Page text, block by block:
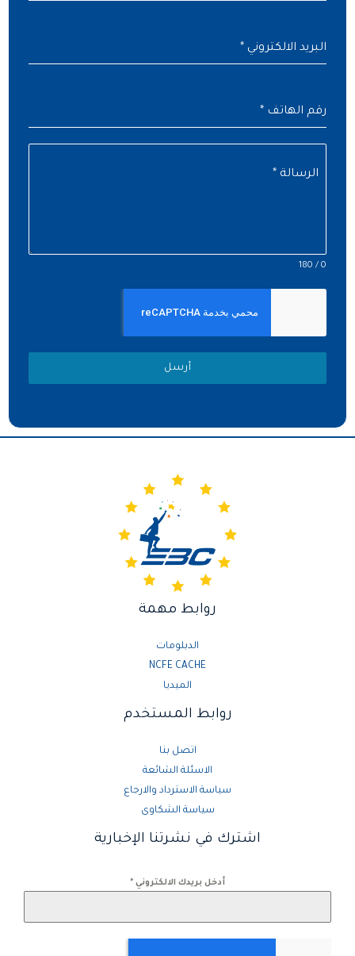
البريد الالكتروني *
رقم الهاتف *
الرسالة *
0 / 180
أرسل
روابط مهمة
الدبلومات
NCFE CACHE
الميديا
روابط المستخدم
اتصل بنا
الاسئلة الشائعة
سياسة الاسترداد والارجاع
سياسة الشكاوى
اشترك في نشرتنا الإخبارية
أدخل بريدك الالكتروني *